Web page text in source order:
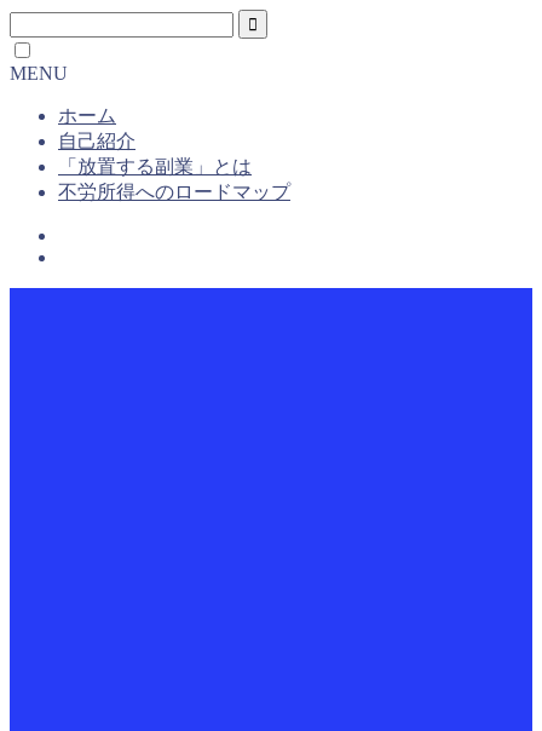
MENU
ホーム
自己紹介
「放置する副業」とは
不労所得へのロードマップ